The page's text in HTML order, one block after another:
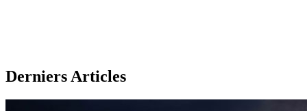
Derniers Articles